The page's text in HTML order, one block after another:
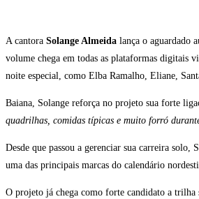
A cantora Solange Almeida lança o aguardado
volume chega em todas as plataformas digitais
noite especial, como Elba Ramalho, Eliane,
Baiana, Solange reforça no projeto sua forte
quadrilhas, comidas típicas e muito forró
Desde que passou a gerenciar sua carreira
uma das principais marcas do calendário
O projeto já chega como forte candidato a